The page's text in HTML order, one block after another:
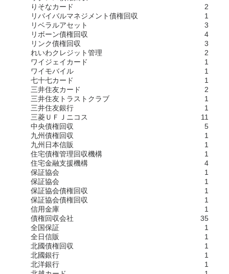
りそなカード
2
リバイバルマネジメント債権回収
1
リベラルアセット
3
リボーン債権回収
4
リンク債権回収
3
れいわクレジット管理
2
ワイジェイカード
1
ワイモバイル
1
七十七カード
1
三井住友カード
2
三井住友トラストクラブ
1
三井住友銀行
1
三菱ＵＦＪニコス
11
中央債権回収
5
九州債権回収
1
九州日本信販
1
住宅債権管理回収機構
1
住宅金融支援機構
4
保証協会
1
保証協会
1
保証協会債権回収
1
保証協会債権回収
1
信用金庫
1
債権回収会社
35
全国保証
1
全日信販
1
北國債権回収
1
北國銀行
1
北洋銀行
1